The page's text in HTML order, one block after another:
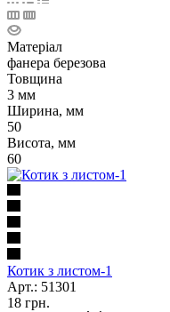
Матеріал
фанера березова
Товщина
3 мм
Ширина, мм
50
Висота, мм
60
Котик з листом-1
Арт.: 51301
18 грн.